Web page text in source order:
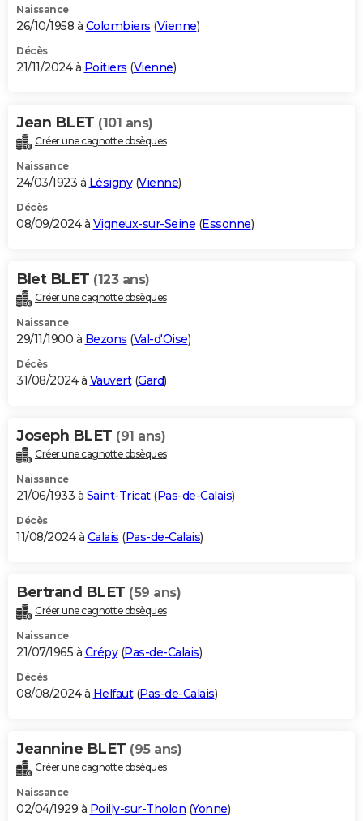
Naissance
26/10/1958 à Colombiers (Vienne)
Décès
21/11/2024 à Poitiers (Vienne)
Jean BLET (101 ans)
Créer une cagnotte obsèques
Naissance
24/03/1923 à Lésigny(Vienne)
Décès
08/09/2024 à Vigneux-sur-Seine (Essonne)
Blet BLET (123 ans)
Créer une cagnotte obsèques
Naissance
29/11/1900 à Bezons (Val-d'Oise)
Décès
31/08/2024 à Vauvert(Gard)
Joseph BLET (91 ans)
Créer une cagnotte obsèques
Naissance
21/06/1933 à Saint-Tricat(Pas-de-Calais)
Décès
11/08/2024 à Calais (Pas-de-Calais)
Bertrand BLET (59 ans)
Créer une cagnotte obsèques
Naissance
21/07/1965 à Crépy(Pas-de-Calais)
Décès
08/08/2024 à Helfaut(Pas-de-Calais)
Jeannine BLET (95 ans)
Créer une cagnotte obsèques
Naissance
02/04/1929 à Poilly-sur-Tholon (Yonne)